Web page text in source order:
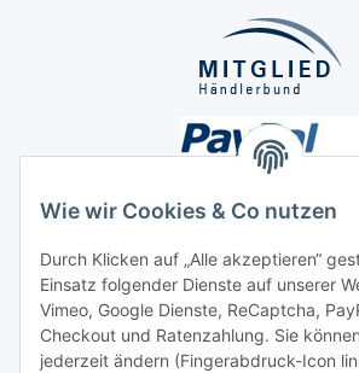
Wie wir Cookies & Co nutzen
Durch Klicken auf „Alle akzeptieren“
Einsatz folgender Dienste auf unserer
Vimeo, Google Dienste, ReCaptcha,
Checkout und Ratenzahlung. Sie
jederzeit ändern (Fingerabdruck-Icon
Unsere Seiten
Social Media